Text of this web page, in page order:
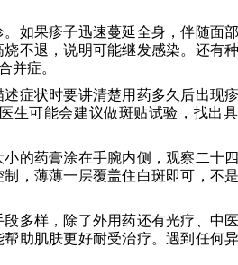
如果疹子迅速蔓延全身，伴随面
不退，说明可能继发感染。还有
并症。
症状时要讲清楚用药多久后出现
生可能会建议做斑贴试验，找出
的药膏涂在手腕内侧，观察二十
，薄薄一层覆盖住白斑即可，不
多样，除了外用药还有光疗、中
助肌肤更好耐受治疗。遇到任何异